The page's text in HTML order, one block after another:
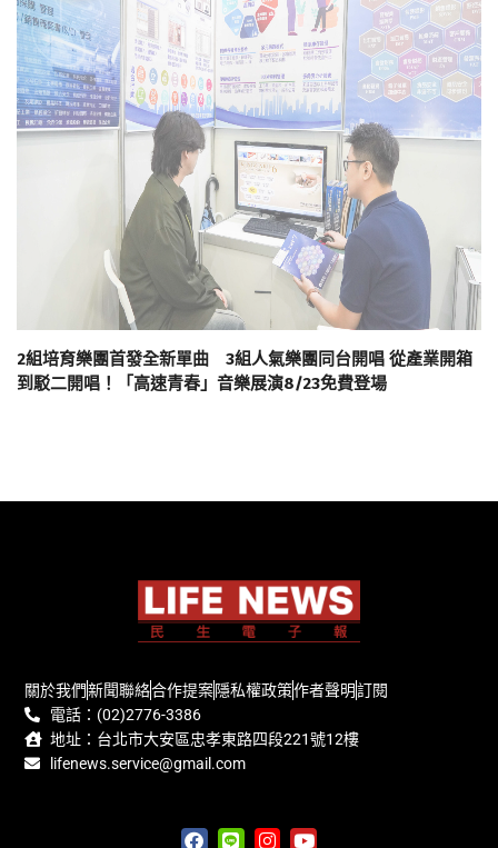
2組培育樂團首發全新單曲 3組人氣樂團同台開唱 從產業開箱
到駁二開唱！「高速青春」音樂展演8/23免費登場
關於我們新聞聯絡合作提案隱私權政策作者聲明訂閱
電話：(02)2776-3386
地址：台北市大安區忠孝東路四段221號12樓
lifenews.service@gmail.com